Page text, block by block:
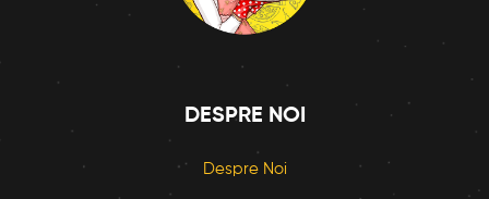
DESPRE NOI
Despre Noi